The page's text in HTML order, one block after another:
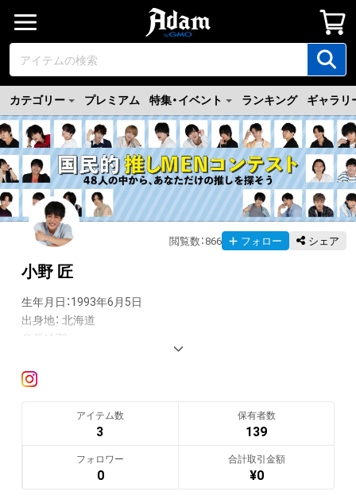
カテゴリー プレミアム 特集・イベント ランキング ギャラリ
閲覧数 ： 866 フォロー シェア
小野 匠
生年月日：1993年6月5日
出身地： 北海道
身長：178cm
特技：バスケットボール
アイテム数
3
保有者数
139
フォロワー
0
合計取引金額
¥0